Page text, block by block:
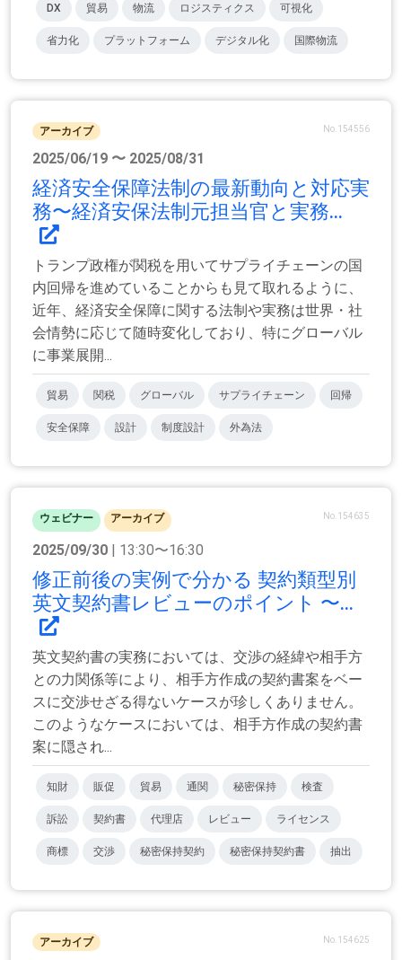
DX 貿易 物流 ロジスティクス 可視化
省力化 プラットフォーム デジタル化 国際物流
アーカイブ No.154556
2025/06/19 〜 2025/08/31
経済安全保障法制の最新動向と対応実
務〜経済安保法制元担当官と実務...
トランプ政権が関税を用いてサプライチェーンの国
内回帰を進めていることからも見て取れるように、
近年、経済安全保障に関する法制や実務は世界・社
会情勢に応じて随時変化しており、特にグローバル
に事業展開...
貿易 関税 グローバル サプライチェーン 回帰
安全保障 設計 制度設計 外為法
ウェビナー アーカイブ No.154635
2025/09/30 | 13:30〜16:30
修正前後の実例で分かる 契約類型別
英文契約書レビューのポイント 〜...
英文契約書の実務においては、交渉の経緯や相手方
との力関係等により、相手方作成の契約書案をベー
スに交渉せざる得ないケースが珍しくありません。
このようなケースにおいては、相手方作成の契約書
案に隠され...
知財 販促 貿易 通関 秘密保持 検査
訴訟 契約書 代理店 レビュー ライセンス
商標 交渉 秘密保持契約 秘密保持契約書 抽出
アーカイブ No.154625